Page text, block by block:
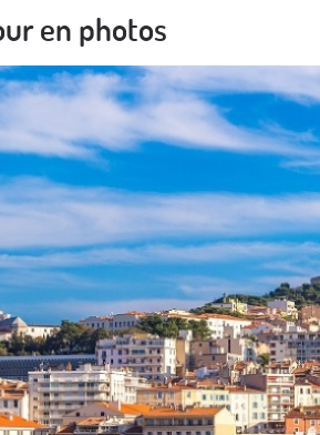
en photos